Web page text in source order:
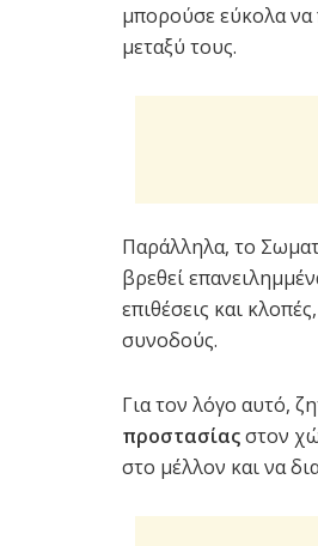
μπορούσε εύκολα να
μεταξύ τους.
Παράλληλα, το
βρεθεί
επιθέσεις και
συνοδούς.
Για τον λόγο αυτό,
προστασίαςστον
στο μέλλον και να